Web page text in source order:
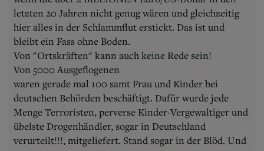
letzten 20 Jahren nicht genug wären und gleichzeitig
hier alles in der Schlammflut erstickt. Das ist und
bleibt ein Fass ohne Boden.
Von "Ortskräften" kann auch keine Rede sein!
Von 5000 Ausgeflogenen
waren gerade mal 100 samt Frau und Kinder bei
deutschen Behörden beschäftigt. Dafür wurde jede
Menge Terroristen, perverse Kinder-Vergewaltiger und
übelste Drogenhändler, sogar in Deutschland
verurteilt!!!, mitgeliefert. Stand sogar in der Blöd. Und